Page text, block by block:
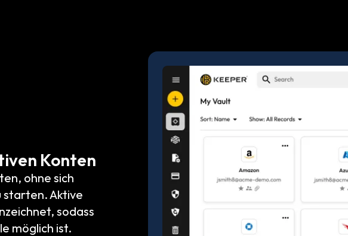
Konten
ohne sich
starten. Aktive
sodass
möglich ist.